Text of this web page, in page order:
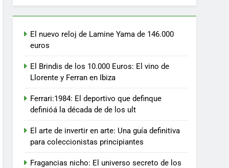
El nuevo reloj de Lamine Yama de 146.000
euros
El Brindis de los 10.000 Euros: El vino de
Llorente y Ferran en Ibiza
Ferrari:1984: El deportivo que definque
definióá la década de de los ult
El arte de invertir en arte: Una guía definitiva
para coleccionistas principiantes
Fragancias nicho: El universo secreto de los